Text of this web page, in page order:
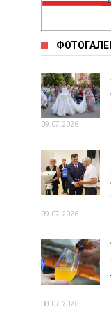
09.07.2026
09.07.2026
08.07.2026